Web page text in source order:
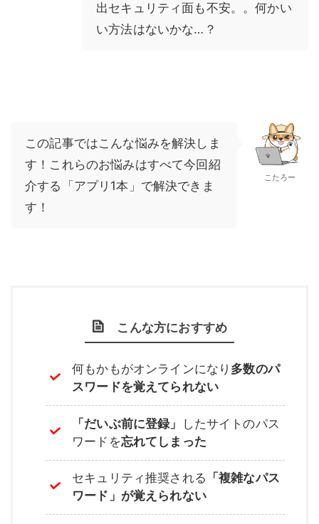
出セキュリティ面も不安。。何かい
い方法はないかな…？
この記事ではこんな悩みを解決しま
す！これらのお悩みはすべて今回紹
介する「アプリ1本」で解決できま
す！
こたろー
こんな方におすすめ
何もかもがオンラインになり 多数のパ
スワードを覚えてられない
「だいぶ前に登録」
したサイトのパス
ワードを忘れてしまった
セキュリティ推奨される 「複雑なパス
ワード」が覚えられない